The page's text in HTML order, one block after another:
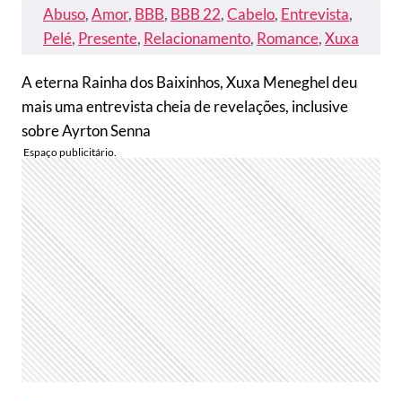
Abuso, Amor, BBB, BBB 22, Cabelo, Entrevista
Pelé, Presente, Relacionamento, Romance, Xuxa
A eterna Rainha dos Baixinhos, Xuxa Meneghel deu
mais uma entrevista cheia de revelações, inclusive
sobre Ayrton Senna